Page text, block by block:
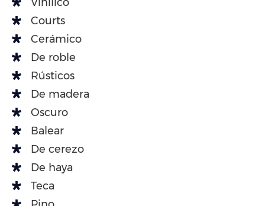
Courts
Cerámico
De roble
Rústicos
De madera
Oscuro
Balear
De cerezo
De haya
Teca